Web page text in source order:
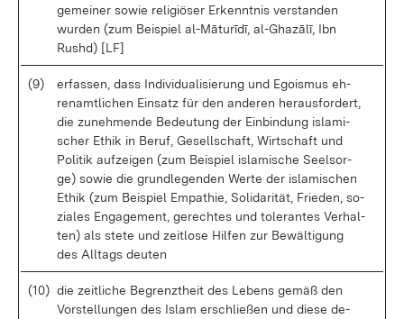
ge­mei­ner so­wie re­li­giö­ser Er­kennt­nis ver­stan­den
wur­den (zum Bei­spiel al-Mā­turīdī, al-G­ha­zālī, Ibn
Rushd) [LF]
(9)
er­fas­sen, dass In­di­vi­dua­li­sie­rung und Ego­is­mus eh­
ren­amt­li­chen Ein­satz für den an­de­ren her­aus­for­dert,
die zu­neh­men­de Be­deu­tung der Ein­bin­dung is­la­mi­
scher Ethik in Be­ruf, Ge­sell­schaft, Wirt­schaft und
Po­li­tik auf­zei­gen (zum Bei­spiel is­la­mi­sche Seel­sor­
ge) so­wie die grund­le­gen­den Wer­te der is­la­mi­schen
Ethik (zum Bei­spiel Em­pa­thie, So­li­da­ri­tät, Frie­den, so­
zia­les En­ga­ge­ment, ge­rech­tes und to­le­ran­tes Ver­hal­
ten) als ste­te und zeit­lo­se Hil­fen zur Be­wäl­ti­gung
des All­tags deu­ten
(10) die zeit­li­che Be­grenzt­heit des Le­bens ge­mäß den
Vor­stel­lun­gen des Is­lam er­schlie­ßen und die­se de­